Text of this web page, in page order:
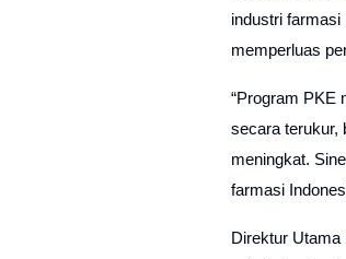
industri
memperluas
“Program PKE
secara terukur,
meningkat.
farmasi
Direktur